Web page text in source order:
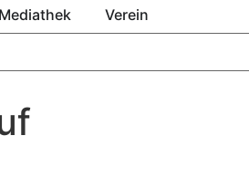
Mediathek Verein